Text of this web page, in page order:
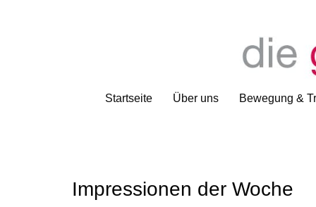
Startseite Über uns Bewegung &
Impressionen der Woche